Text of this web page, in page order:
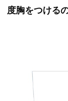
度胸をつける